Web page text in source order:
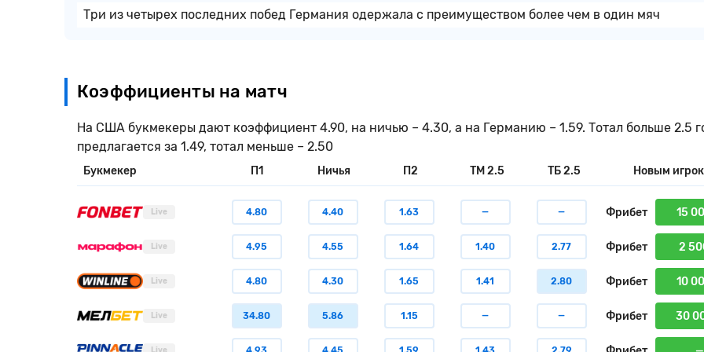
Три из четырех последних побед Германия одержала с преимуществом более чем в один мяч
Коэффициенты на матч
На США букмекеры дают коэффициент 4.90, на ничью – 4.30, а на Германию – 1.59. Тотал больше 2.5
предлагается за 1.49, тотал меньше – 2.50
Букмекер П1 Ничья П2 ТМ 2.5 ТБ 2.5 Новым
Live 4.80 4.40 1.63 — — Фрибет 15
Live 4.95 4.55 1.64 1.40 2.77 Фрибет 2
Live 4.80 4.30 1.65 1.41 2.80 Фрибет 10
Live 34.80 5.86 1.15 — — Фрибет 30